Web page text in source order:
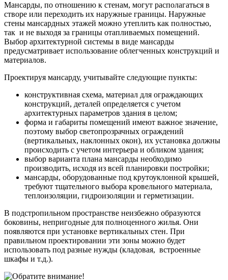
Мансарды, по отношению к стенам, могут располагаться в
створе или переходить их наружные границы. Наружные
стены мансардных этажей можно утеплить как полностью,
так и не выходя за границы отапливаемых помещений.
Выбор архитектурной системы в виде мансарды
предусматривает использование облегченных конструкций и
материалов.
Проектируя мансарду, учитывайте следующие пункты:
конструктивная схема, материал для ограждающих
конструкций, деталей определяется с учетом
архитектурных параметров здания в целом;
форма и габариты помещений имеют важное значение,
поэтому выбор светопрозрачных ограждений
(вертикальных, наклонных окон), их установка должны
происходить с учетом интерьера и обликом здания;
выбор варианта плана мансарды необходимо
производить, исходя из всей планировки постройки;
мансарды, оборудованные под крутоуклонной крышей,
требуют тщательного выбора кровельного материала,
теплоизоляции, гидроизоляции и герметизации.
В подстропильном пространстве неизбежно образуются
боковины, непригодные для полноценного жилья. Они
появляются при установке вертикальных стен. При
правильном проектировании эти зоны можно будет
использовать под разные нужды (кладовая, встроенные
шкафы и т.д.).